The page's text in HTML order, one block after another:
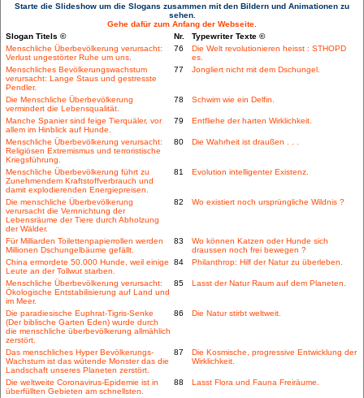
Starte die Slideshow um die Slogans zusammen mit den Bildern und Animationen zu
sehen.
Gehe dafür zum Anfang der Webseite.
Slogan Titels ©
Nr.
Typewriter Texte ©
Menschliche Überbevölkerung verursacht:
Verlust ungestörter Ruhe um uns.
76
Die Welt revolutionieren heisst : STHOPD
es.
Menschliches Bevölkerungswachstum
verursacht: Lange Staus und gestresste
Pendler.
77 Jongliert nicht mit dem Dschungel.
Die Menschliche Überbevölkerung
vermindert die Lebensqualität.
78 Schwim wie ein Delfin.
Manche Spanier sind feige Tierquäler, vor
allem im Hinblick auf Hunde.
79 Entfliehe der harten Wirklichkeit.
Menschliche Überbevölkerung verursacht:
Religiösen Extremismus und terroristische
Kriegsführung.
80 Die Wahrheit ist draußen . . .
Menschliche Überbevölkerung führt zu
Zunehmendem Kraftstoffverbrauch und
damit explodierenden Energiepreisen.
81 Evolution intelligenter Existenz.
Die menschliche Überbevölkerung
verursacht die Vernnichtung der
Lebensräume der Tiere durch Abholzung
der Wälder.
82 Wo existiert noch ursprüngliche Wildnis ?
Für Milliarden Toilettenpapierrollen werden
Millionen Dschungelbäume gefällt.
83
Wo können Katzen oder Hunde sich
draussen noch frei bewegen ?
China ermordete 50.000 Hunde, weil einige
Leute an der Tollwut starben.
84 Philanthrop: Hilf der Natur zu überleben.
Menschliche Überbevölkerung verursacht:
Ökologische Entstabilisierung auf Land und
im Meer.
85 Lasst der Natur Raum auf dem Planeten.
Die paradiesische Euphrat-Tigris-Senke
(Der biblische Garten Eden) wurde durch
die menschliche überbevölkerung allmählich
zerstört.
86 Die Natur stirbt weltweit.
Das menschliches Hyper Bevölkerungs-
Wachstum ist das wütende Monster das die
Landschaft unseres Planeten zerstört.
87
Die Kosmische, progressive Entwicklung der
Wirklichkeit.
Die weltweite Coronavirus-Epidemie ist in
überfüllten Gebieten am schnellsten.
88 Lasst Flora und Fauna Freiräume.